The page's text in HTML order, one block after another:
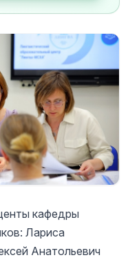
кафедры
Лариса
Анатольевич